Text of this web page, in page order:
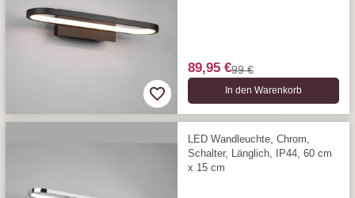
89,95 €99 €
In den Warenkorb
LED Wandleuchte, Chrom,
Schalter, Länglich, IP44, 60 cm
x 15 cm